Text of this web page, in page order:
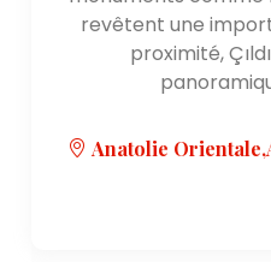
revêtent une
proximité,
Anatolie